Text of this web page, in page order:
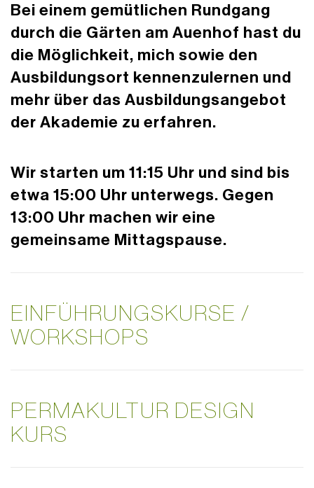
Bei einem gemütlichen Rundgang
durch die Gärten am Auenhof hast du
die Möglichkeit, mich sowie den
Ausbildungsort kennenzulernen und
mehr über das Ausbildungsangebot
der Akademie zu erfahren.
Wir starten um 11:15 Uhr und sind bis
etwa 15:00 Uhr unterwegs. Gegen
13:00 Uhr machen wir eine
gemeinsame Mittagspause.
EINFÜHRUNGSKURSE /
WORKSHOPS
PERMAKULTUR DESIGN
KURS